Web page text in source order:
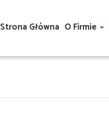
Strona Główna O Firmie